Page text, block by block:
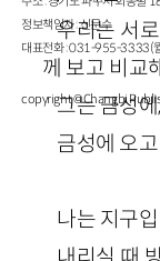
우리는 서
께 보고 비교
그는 금성
금성에 오
나는 지구
정보책임자 : 신문수
대표전화 : 031-955-3333(
copyright © Changbi